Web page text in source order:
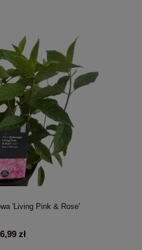
'Living Pink & Rose'
zł